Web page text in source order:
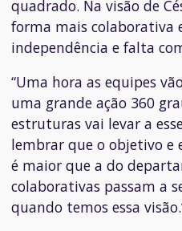
quadrado. Na visão de
forma mais colaborativa
independência e falta
“Uma hora as equipes
uma grande ação 360
estruturas vai levar a
lembrar que o objetivo e
é maior que a do
colaborativas passam a
quando temos essa